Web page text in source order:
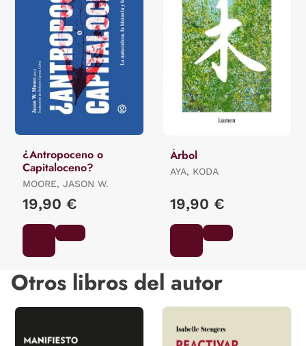
¿Antropoceno o
Capitaloceno?
MOORE, JASON W.
19,90 €
Árbol
AYA, KODA
19,90 €
Otros libros del autor